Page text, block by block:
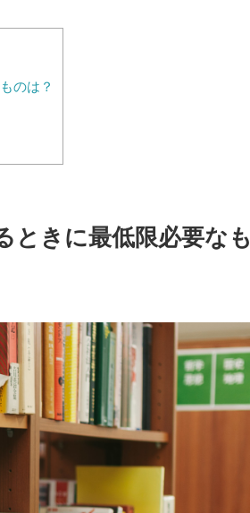
のは？
ときに最低限必要なも